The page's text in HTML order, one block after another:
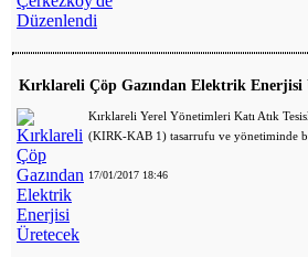
Kırklareli Çöp Gazından Elektrik Enerjisi
Kırklareli Yerel Yönetimleri Katı Atık
(KIRK-KAB 1) tasarrufu ve yönetiminde
17/01/2017 18:46